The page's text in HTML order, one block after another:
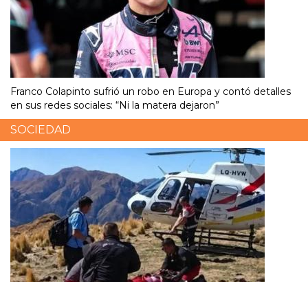
Franco Colapinto sufrió un robo en Europa y contó detalles
en sus redes sociales: “Ni la matera dejaron”
SOCIEDAD